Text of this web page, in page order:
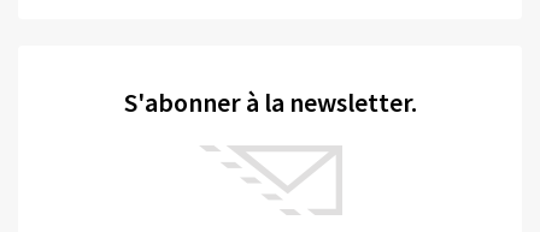
S'abonner à la newsletter.